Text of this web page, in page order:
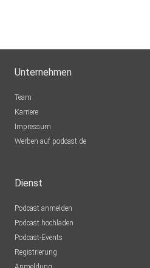
Unternehmen
Team
Karriere
Impressum
Werben auf podcast.de
Dienst
Podcast anmelden
Podcast hochladen
Podcast-Events
Registrierung